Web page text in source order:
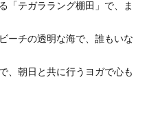
「テガララング棚田」で、ま
ーチの透明な海で、誰もいな
、朝日と共に行うヨガで心も